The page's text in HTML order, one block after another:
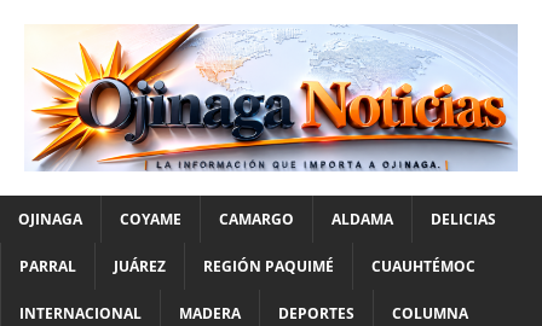
OJINAGA COYAME CAMARGO ALDAMA DELICIAS
PARRAL JUÁREZ REGIÓN PAQUIMÉ CUAUHTÉMOC
INTERNACIONAL MADERA DEPORTES COLUMNA